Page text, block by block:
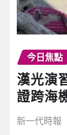
今日焦點
漢光演
證跨海
新一代時報